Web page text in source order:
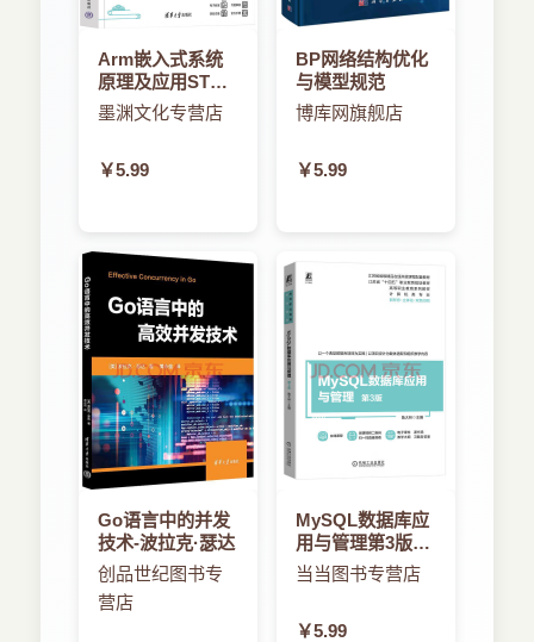
Arm嵌入式系统
原理及应用STMF
微控制器架构、
编程与开发
墨渊文化专营店
￥5.99
BP网络结构优化
与模型规范
博库网旗舰店
￥5.99
Go语言中的并发
技术-波拉克·瑟达
创品世纪图书专
营店
MySQL数据库应
用与管理第3版-
鲁大林
当当图书专营店
￥5.99